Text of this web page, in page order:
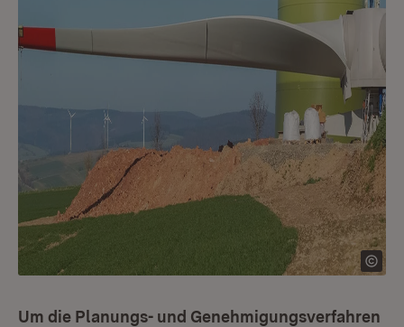
Um die Planungs- und Genehmigungsverfahren